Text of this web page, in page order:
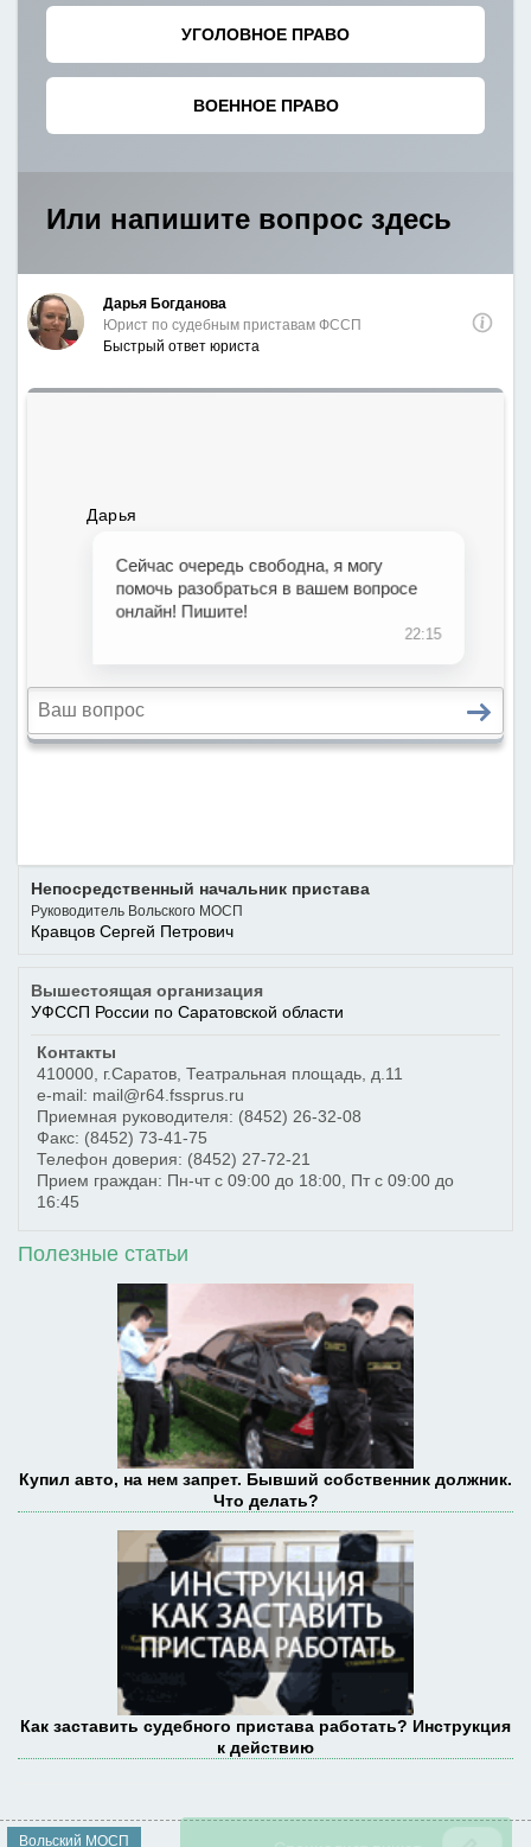
Непосредственный начальник пристава
Руководитель Вольского МОСП
Кравцов Сергей Петрович
Вышестоящая организация
УФССП России по Саратовской области
Контакты
410000 г.Саратов Театральная площадь, д.11
e-mail: mail@r64.fssprus.ru
Приемная руководителя: (8452) 26-32-08
Факс: (8452) 73-41-75
Телефон доверия: (8452) 27-72-21
Прием граждан: Пн-чт с 09:00 до 18:00, Пт с 09:00 до
16:45
Полезные статьи
Купил авто, на нем запрет. Бывший собственник должник.
Что делать?
Как заставить судебного пристава работать? Инструкция
к действию
Вольский МОСП